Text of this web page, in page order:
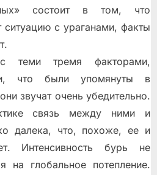
состоит в том, что
ситуацию с ураганами, факты
тремя факторами,
что были упомянуты в
звучат очень убедительно.
связь между ними и
далека, что, похоже, ее и
Интенсивность бурь не
на глобальное потепление.